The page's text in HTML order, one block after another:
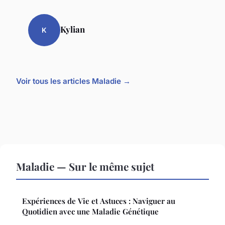
K Kylian
Voir tous les articles Maladie →
Maladie — Sur le même sujet
Expériences de Vie et Astuces : Naviguer au
Quotidien avec une Maladie Génétique